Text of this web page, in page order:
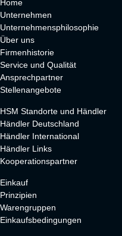
Home
Unternehmen
Unternehmensphilosophie
Über uns
Firmenhistorie
Service und Qualität
Ansprechpartner
Stellenangebote
HSM Standorte und Händler
Händler Deutschland
Händler International
Händler Links
Kooperationspartner
Einkauf
Prinzipien
Warengruppen
Einkaufsbedingungen